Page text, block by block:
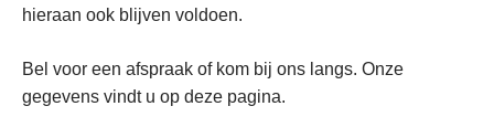
hieraan ook blijven voldoen.
Bel voor een afspraak of kom bij ons langs. Onze
gegevens vindt u op deze pagina.